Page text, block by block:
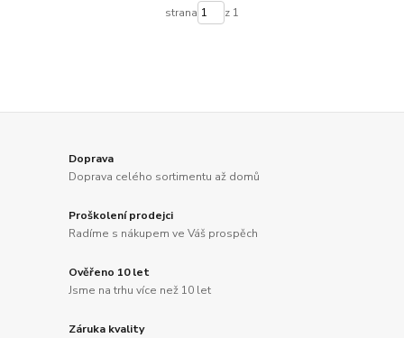
strana z 1
Doprava
Doprava celého sortimentu až domů
Proškolení prodejci
Radíme s nákupem ve Váš prospěch
Ověřeno 10 let
Jsme na trhu více než 10 let
Záruka kvality